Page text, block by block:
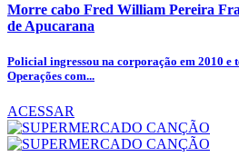
Morre cabo Fred William Pereira
de Apucarana
Policial ingressou na corporação em 2010 e
Operações com...
ACESSAR